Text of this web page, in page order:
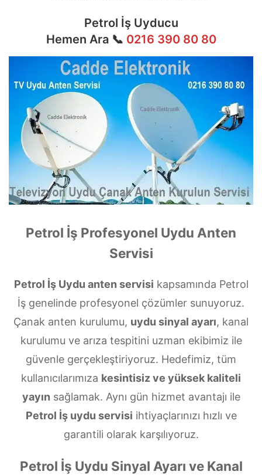
Petrol İş Uyducu
Hemen Ara 📞 0216 390 80 80
Petrol İş Profesyonel Uydu Anten
Servisi
Petrol İş Uydu anten servisi kapsamında Petrol
İş genelinde profesyonel çözümler sunuyoruz.
Çanak anten kurulumu, uydu sinyal ayarı, kanal
kurulumu ve arıza tespitini uzman ekibimiz ile
güvenle gerçekleştiriyoruz. Hedefimiz, tüm
kullanıcılarımıza kesintisiz ve yüksek kaliteli
yayın sağlamak. Aynı gün hizmet avantajı ile
Petrol İş uydu servisi ihtiyaçlarınızı hızlı ve
garantili olarak karşılıyoruz.
Petrol İş Uydu Sinyal Ayarı ve Kanal